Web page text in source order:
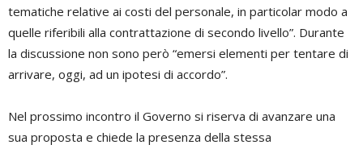
tematiche relative ai costi del personale, in particolar modo a
quelle riferibili alla contrattazione di secondo livello”. Durante
la discussione non sono però “emersi elementi per tentare di
arrivare, oggi, ad un ipotesi di accordo”.
Nel prossimo incontro il Governo si riserva di avanzare una
sua proposta e chiede la presenza della stessa